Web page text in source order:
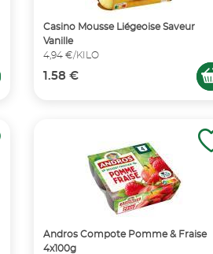
Casino Mousse Liégeoise Saveur
Vanille
4,94 €/KILO
1.58 €
Andros Compote Pomme & Fraise
4x100g